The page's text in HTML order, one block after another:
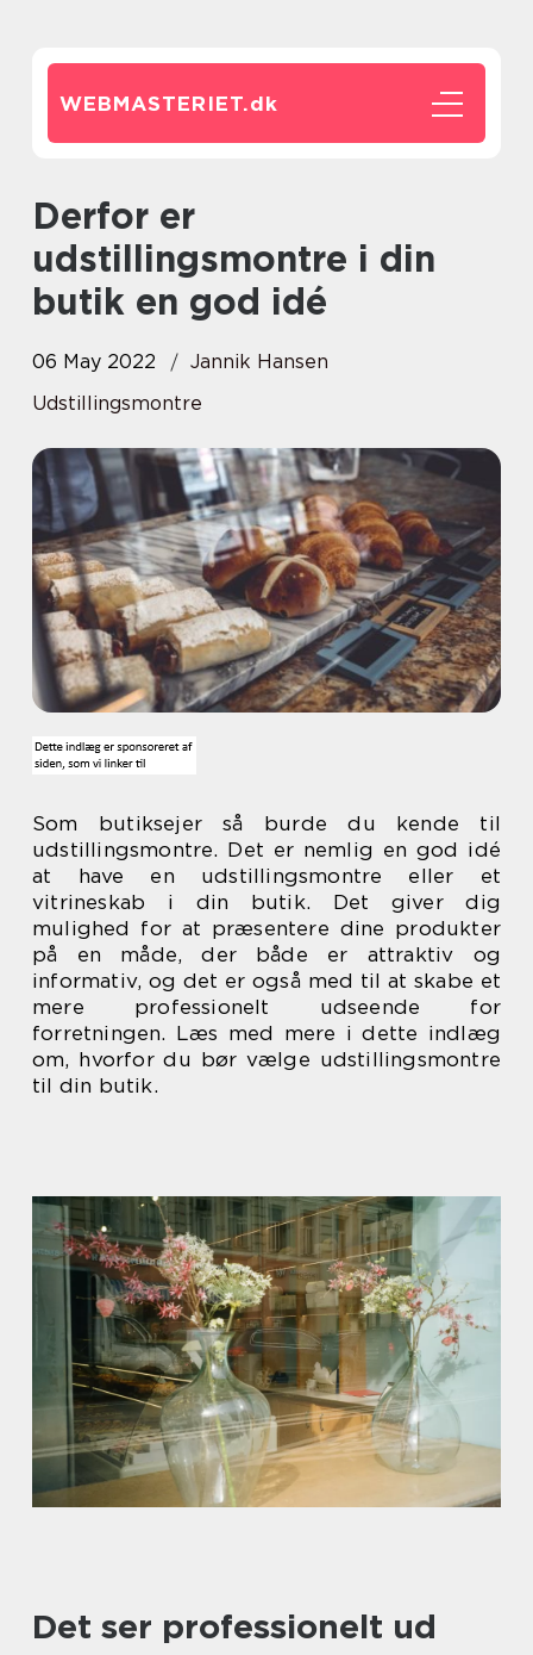
WEBMASTERIET.dk
Derfor er
udstillingsmontre i din
butik en god idé
06 May 2022
Jannik Hansen
Udstillingsmontre
Som butiksejer så burde du kende til
udstillingsmontre. Det er nemlig en god idé
at have en udstillingsmontre eller et
vitrineskab i din butik. Det giver dig
mulighed for at præsentere dine produkter
på en måde, der både er attraktiv og
informativ, og det er også med til at skabe et
mere professionelt udseende for
forretningen. Læs med mere i dette indlæg
om, hvorfor du bør vælge udstillingsmontre
til din butik.
Det ser professionelt ud